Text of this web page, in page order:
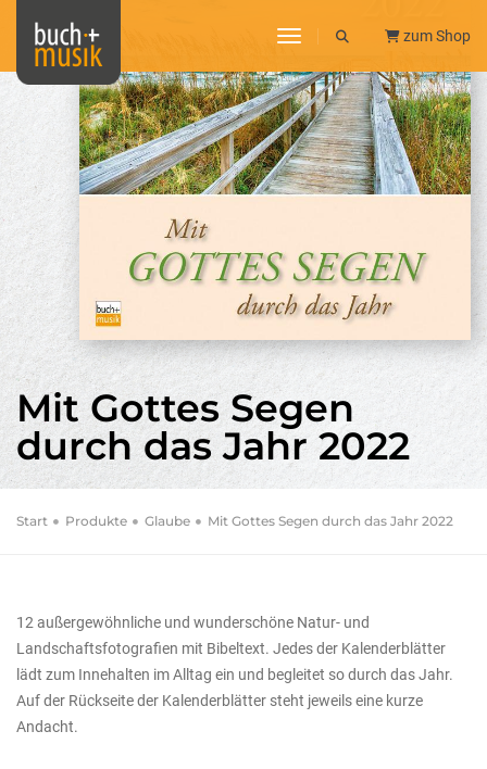
toggle navigation
zum Shop
Mit Gottes Segen
durch das Jahr 2022
Start Produkte Glaube Mit Gottes Segen durch das Jahr 2022
12 außergewöhnliche und wunderschöne Natur- und
Landschaftsfotografien mit Bibeltext. Jedes der Kalenderblätter
lädt zum Innehalten im Alltag ein und begleitet so durch das Jahr.
Auf der Rückseite der Kalenderblätter steht jeweils eine kurze
Andacht.